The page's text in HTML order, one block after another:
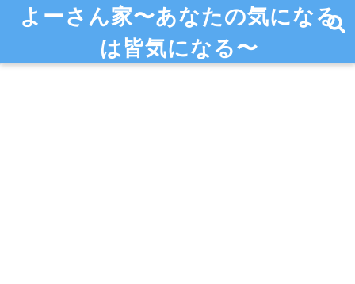
よーさん家〜あなたの気になる
は皆気になる〜